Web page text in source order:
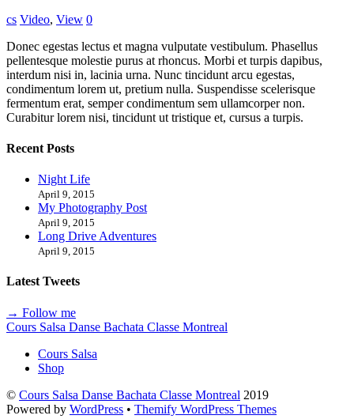
cs Video, View 0
Donec egestas lectus et magna vulputate vestibulum. Phasellus
pellentesque molestie purus at rhoncus. Morbi et turpis dapibus,
interdum nisi in, lacinia urna. Nunc tincidunt arcu egestas,
condimentum lorem ut, pretium nulla. Suspendisse scelerisque
fermentum erat, semper condimentum sem ullamcorper non.
Curabitur lorem nisi, tincidunt ut tristique et, cursus a turpis.
Recent Posts
Night Life
April 9, 2015
My Photography Post
April 9, 2015
Long Drive Adventures
April 9, 2015
Latest Tweets
→ Follow me
Cours Salsa Danse Bachata Classe Montreal
Cours Salsa
Shop
© Cours Salsa Danse Bachata Classe Montreal 2019
Powered by WordPress • Themify WordPress Themes